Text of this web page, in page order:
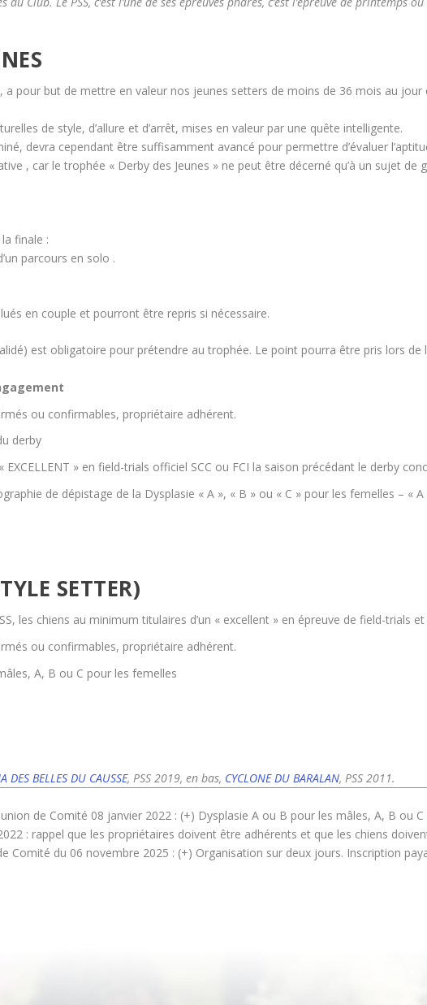
a pour but de mettre en valeur nos jeunes setters de moins de 36 mois au jour
de style, d’allure et d’arrêt, mises en valeur par une quête intelligente.
devra cependant être suffisamment avancé pour permettre d’évaluer
, car le trophée « Derby des Jeunes » ne peut être décerné qu’à un sujet de
finale :
parcours en solo .
en couple et pourront être repris si nécessaire.
est obligatoire pour prétendre au trophée. Le point pourra être pris lors de
ou confirmables, propriétaire adhérent.
derby
» en field-trials officiel SCC ou FCI la saison précédant le derby
de dépistage de la Dysplasie « A », « B » ou « C » pour les femelles – «
SETTER)
les chiens au minimum titulaires d’un « excellent » en épreuve de field-trials
ou confirmables, propriétaire adhérent.
A, B ou C pour les femelles
DES BELLES DU CAUSSE, PSS 2019, en bas, CYCLONE DU BARALAN, PSS 2011.
de Comité 08 janvier 2022 : (+) Dysplasie A ou B pour les mâles, A, B ou
: rappel que les propriétaires doivent être adhérents et que les chiens
Comité du 06 novembre 2025 : (+) Organisation sur deux jours. Inscription